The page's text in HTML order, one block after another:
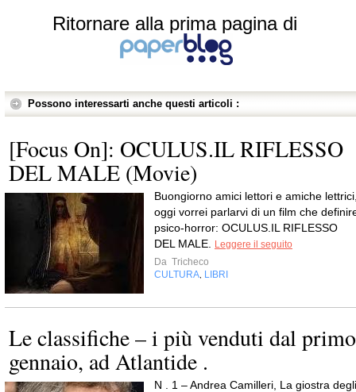
Ritornare alla prima pagina di
Possono interessarti anche questi articoli :
[Focus On]: OCULUS.IL RIFLESSO
DEL MALE (Movie)
Buongiorno amici lettori e amiche
oggi vorrei parlarvi di un film che
psico-horror: OCULUS.IL RIFLESSO
DEL MALE.
Leggere il seguito
Da Tricheco
CULTURA LIBRI
Le classifiche – i più venduti dal primo
gennaio, ad Atlantide .
N . 1 – Andrea Camilleri, La giostra degli